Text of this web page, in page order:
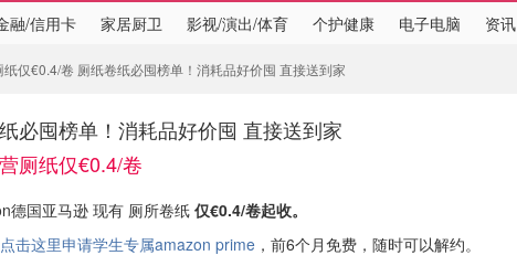
融/信用卡 家居厨卫 影视/演出/体育 个护健康 电子电脑 资讯
仅€0.4/卷 厕纸卷纸必囤榜单！消耗品好价囤 直接送到家
必囤榜单！消耗品好价囤 直接送到家
厕纸仅€0.4/卷
德国亚马逊 现有 厕所卷纸 仅€0.4/卷起收。
击这里申请学生专属amazon prime ，前6个月免费，随时可以解约。